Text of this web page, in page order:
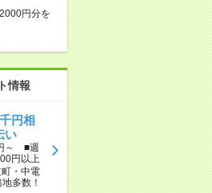
円分を
情報
円相
い
～ ■週
円以上
町・中電
多数！